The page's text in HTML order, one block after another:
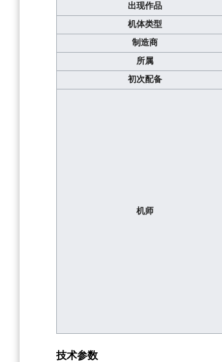
出现作品
机体类型
制造商
所属
初次配备
机师
技术参数